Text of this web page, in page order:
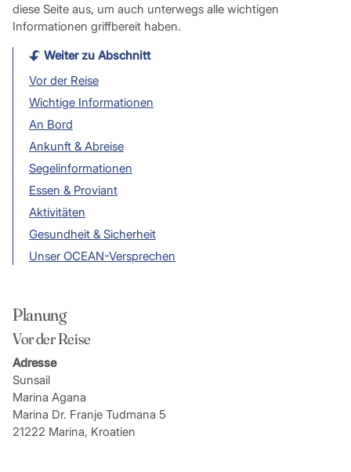
diese Seite aus, um auch unterwegs alle wichtigen
Informationen griffbereit haben.
Weiter zu Abschnitt
Vor der Reise
Wichtige Informationen
An Bord
Ankunft & Abreise
Segelinformationen
Essen & Proviant
Aktivitäten
Gesundheit & Sicherheit
Unser OCEAN-Versprechen
Planung
Vor der Reise
Adresse
Sunsail
Marina Agana
Marina Dr. Franje Tudmana 5
21222 Marina, Kroatien